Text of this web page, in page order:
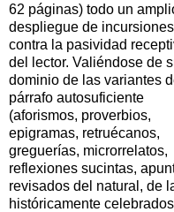
62 páginas) todo un
despliegue de incursiones
contra la pasividad
del lector. Valiéndose de
dominio de las variantes
párrafo autosuficiente
(aforismos, proverbios,
epigramas, retruécanos,
greguerías, microrrelatos,
reflexiones sucintas,
revisados del natural, de
históricamente